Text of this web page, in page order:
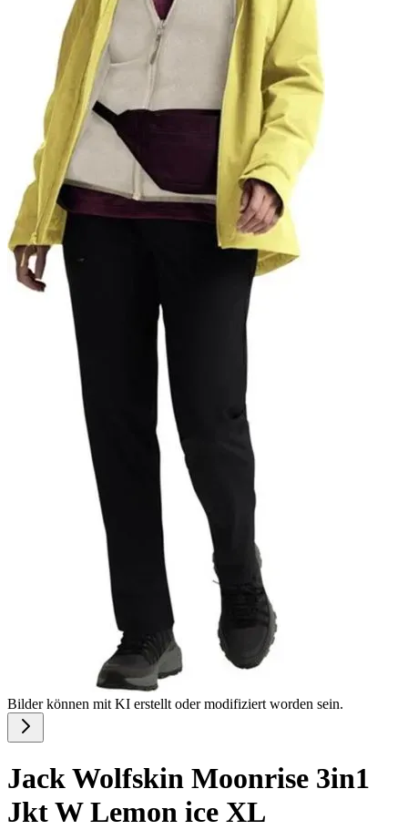
Bilder können mit KI erstellt oder modifiziert worden sein.
Jack Wolfskin Moonrise 3in1
Jkt W Lemon ice XL